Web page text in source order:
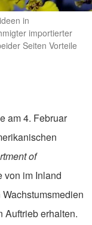
in
importierter
Seiten Vorteile
am 4. Februar
of
von im Inland
Auftrieb erhalten.